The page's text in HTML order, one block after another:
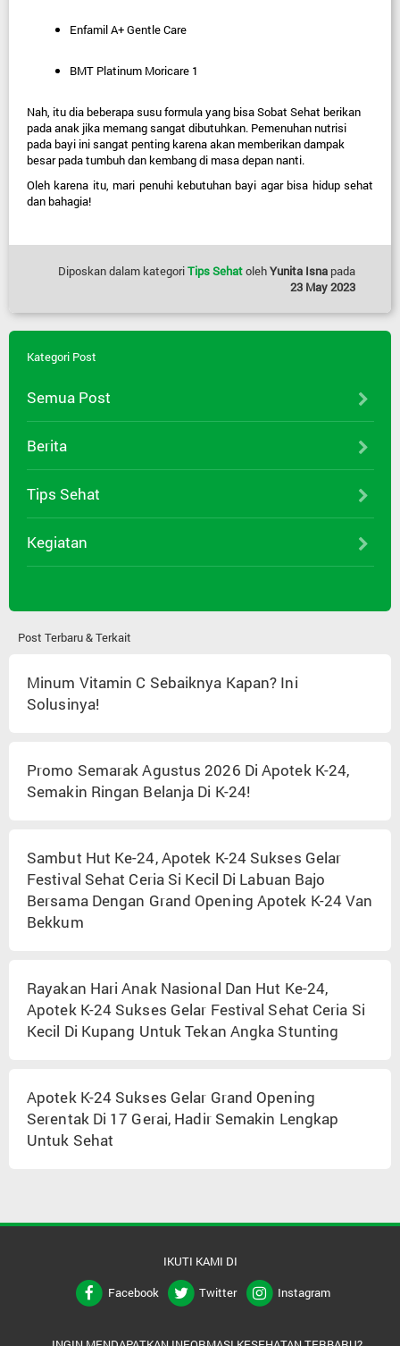
Enfamil A+ Gentle Care
BMT Platinum Moricare 1
Nah, itu dia beberapa susu formula yang bisa Sobat Sehat berikan
pada anak jika memang sangat dibutuhkan. Pemenuhan nutrisi
pada bayi ini sangat penting karena akan memberikan dampak
besar pada tumbuh dan kembang di masa depan nanti.
Oleh karena itu, mari penuhi kebutuhan bayi agar bisa hidup sehat
dan bahagia!
Diposkan dalam kategoriTips SehatolehYunita Isna pada
23 May 2023
Kategori Post
Semua Post
Berita
Tips Sehat
Kegiatan
Post Terbaru & Terkait
Minum Vitamin C Sebaiknya Kapan? Ini
Solusinya!
Promo Semarak Agustus 2026 Di Apotek K-24,
Semakin Ringan Belanja Di K-24!
Sambut Hut Ke-24, Apotek K-24 Sukses Gelar
Festival Sehat Ceria Si Kecil Di Labuan Bajo
Bersama Dengan Grand Opening Apotek K-24 Van
Bekkum
Rayakan Hari Anak Nasional Dan Hut Ke-24,
Apotek K-24 Sukses Gelar Festival Sehat Ceria Si
Kecil Di Kupang Untuk Tekan Angka Stunting
Apotek K-24 Sukses Gelar Grand Opening
Serentak Di 17 Gerai, Hadir Semakin Lengkap
Untuk Sehat
IKUTI KAMI DI
Facebook
Twitter Instagram